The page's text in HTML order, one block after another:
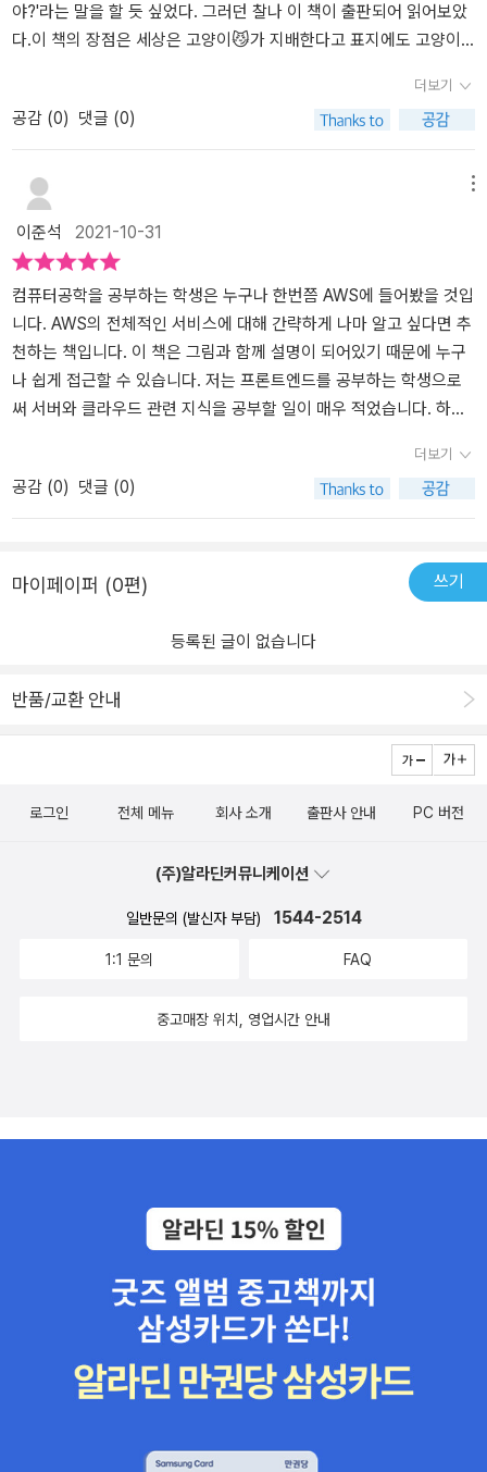
야?'라는 말을 할 듯 싶었다. 그러던 찰나 이 책이 출판되어 읽어보았
다.이 책의 장점은 세상은 고양이😼가 지배한다고 표지에도 고양이..!
스, 지하철에서도 무리없이 읽을 수 있다.AWS 하면 아무래도 클라우
드, 클라우드를 하면 네트워크가 생각날텐데 네트워크에 무지해도 무
리없이 읽을 수 있다. 왜냐하면 AWS를 공부하는데 필요한 네트워크
의 필수적인 내용들이 요약적으로 작성돼있기 때문이다. 또, 중요한
부분에 형광펜 표시가 되어있고, 그림 설명이 많기 때문에 밑줄 그으
면서 빡세게 읽을 필요가 없이 여유롭게 읽어도 AWS 구조, 네트워크
기초지식을 습득할 수 있다.추천책 제목처럼 AWS 구조를 쉽게 알고
싶거나 나처럼 AWS에 대해 아예 무지한 분들에게는 추천하는 책이
다. 그림도 많은데 심지어 풀칼라🎨..!! 어릴때 그림책을 보듯이 부담
없이 접근할 수 있다. 여러번 읽다보면 대략적인 구조가 머릿속에 그
려질 것 같고, 이 구조로 실제 실습을 하게 되면 좀 더 전략적으로 접
근 가능할 것 같아 올해안에 2~3회독 예정이다. 비추천AWS 회원가
것을 원하는 분에게는 추천하지 않는다. 이런 분은 다른 책들이 많으
니 그 책을 더 추천한다.큰 그림을 알고 접근을 하면 좀 더 수월하다고
나는 실제 설정보단 구조가 궁금했기에 매우 만족스런 책이었다.
더보기
공감 (0) 댓글 (0)
이준석 2021-10-31
컴퓨터공학을 공부하는 학생은 누구나 한번쯤 AWS에 들어봤을 것입
니다. AWS의 전체적인 서비스에 대해 간략하게 나마 알고 싶다면 추
천하는 책입니다. 이 책은 그림과 함께 설명이 되어있기 때문에 누구
나 쉽게 접근할 수 있습니다. 저는 프론트엔드를 공부하는 학생으로
써 서버와 클라우드 관련 지식을 공부할 일이 매우 적었습니다. 하지
하게 나마 이해할 수 있었습니다.하지만 이 책은 실습과 실제 AWS에
대한 설명이 없으므로 깊게 공부하시고 싶으신분에게는 비추천 합니
다. 저와 같이 기술만 알고 싶은 분들께 추천드립니다.
더보기
공감 (0) 댓글 (0)
마이페이퍼 (0편) 쓰기
등록된 글이 없습니다
반품/교환 안내
로그인 전체 메뉴 회사 소개 출판사 안내 PC 버전
(주)알라딘커뮤니케이션
일반문의 (발신자 부담) 1544-2514
1:1 문의 FAQ
중고매장 위치, 영업시간 안내